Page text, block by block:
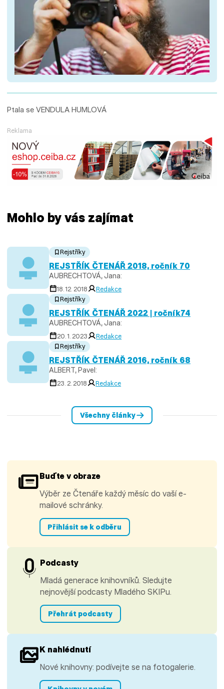
Ptala se VENDULA HUMLOVÁ
Reklama
Mohlo by vás zajímat
Rejstříky
REJSTŘÍK ČTENÁŘ 2018, ročník 70
AUBRECHTOVÁ, Jana:
18. 12. 2018
Redakce
Rejstříky
REJSTŘÍK ČTENÁŘ 2022 | ročník74
AUBRECHTOVÁ, Jana:
20. 1. 2023
Redakce
Rejstříky
REJSTŘÍK ČTENÁŘ 2016, ročník 68
ALBERT, Pavel:
23. 2. 2018 Redakce
Všechny články
Buďte v obraze
Výběr ze Čtenáře každý měsíc do vaší e-
mailové schránky.
Přihlásit se k odběru
Podcasty
Mladá generace knihovníků. Sledujte
nejnovější podcasty Mladého SKIPu.
Přehrát podcasty
K nahlédnutí
Nové knihovny: podívejte se na fotogalerie.